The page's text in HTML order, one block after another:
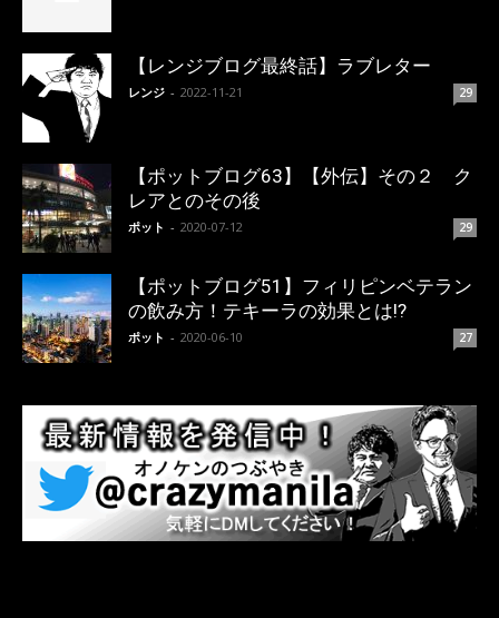
【レンジブログ最終話】ラブレター
レンジ - 2022-11-21 29
【ポットブログ63】【外伝】その２ ク
レアとのその後
ポット - 2020-07-12 29
【ポットブログ51】フィリピンベテラン
の飲み方！テキーラの効果とは!?
ポット - 2020-06-10 27